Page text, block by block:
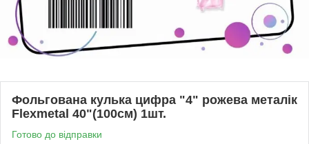
Фольгована кулька цифра "4" рожева металік
Flexmetal 40"(100см) 1шт.
Готово до відправки